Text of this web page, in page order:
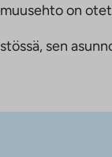
on
sen